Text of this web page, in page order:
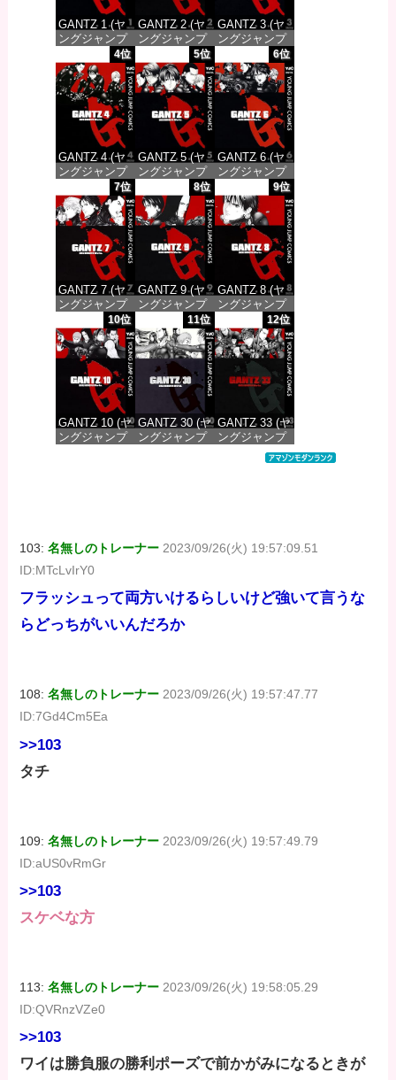
GANTZ 1 (ヤ
ングジャンプ
コミックス
DIGITAL)
価格：¥100
GANTZ 2 (ヤ
ングジャンプ
コミックス
DIGITAL)
価格：¥100
GANTZ 3 (ヤ
ングジャンプ
コミックス
DIGITAL)
価格：¥100
4位
GANTZ 4 (ヤ
ングジャンプ
コミックス
DIGITAL)
価格：¥100
5位
GANTZ 5 (ヤ
ングジャンプ
コミックス
DIGITAL)
価格：¥100
6位
GANTZ 6 (ヤ
ングジャンプ
コミックス
DIGITAL)
価格：¥100
7位
GANTZ 7 (ヤ
ングジャンプ
コミックス
DIGITAL)
価格：¥100
8位
GANTZ 9 (ヤ
ングジャンプ
コミックス
DIGITAL)
価格：¥100
9位
GANTZ 8 (ヤ
ングジャンプ
コミックス
DIGITAL)
価格：¥100
10位
GANTZ 10 (ヤ
ングジャンプ
11位
GANTZ 30 (ヤ
ングジャンプ
12位
GANTZ 33 (ヤ
ングジャンプ
コミックス
103:名無しのトレーナー 2023/09/26(火) 19:57:09.51
ID:MTcLvIrY0
フラッシュって両方いけるらしいけど強いて言うな
らどっちがいいんだろか
108:名無しのトレーナー 2023/09/26(火) 19:57:47.77
ID:7Gd4Cm5Ea
>>103
タチ
109:名無しのトレーナー 2023/09/26(火) 19:57:49.79
ID:aUS0vRmGr
>>103
スケベな方
113:名無しのトレーナー 2023/09/26(火) 19:58:05.29
ID:QVRnzVZe0
>>103
ワイは勝負服の勝利ポーズで前かがみになるときが